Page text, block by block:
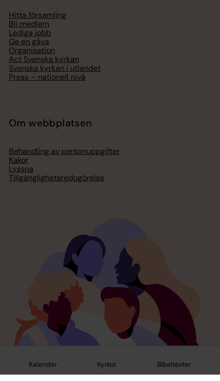
Kalender Kyrkor Bibeltexter
Hitta församling
Bli medlem
Lediga jobb
Ge en gåva
Organisation
Act Svenska kyrkan
Svenska kyrkan i utlandet
Press – nationell nivå
Om webbplatsen
Behandling av personuppgifter
Kakor
Lyssna
Tillgänglighetsredogörelse